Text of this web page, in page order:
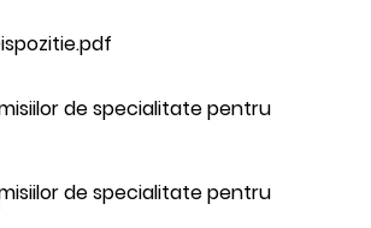
de specialitate pentru
de specialitate pentru